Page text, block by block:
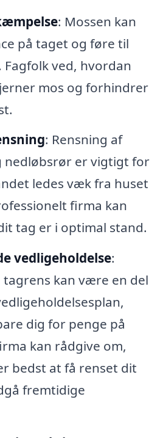
: Mossen kan
på taget og føre til
ved, hvordan
mos og forhindrer
: Rensning af
nedløbsrør er vigtigt for
ledes væk fra huset
firma kan
tag er i optimal stand.
vedligeholdelse:
tagrens kan være en del
dig for penge på
kan rådgive om,
bedst at få renset dit
fremtidige